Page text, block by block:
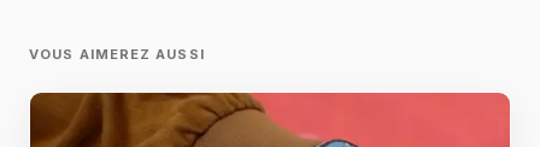
VOUS AIMEREZ AUSSI